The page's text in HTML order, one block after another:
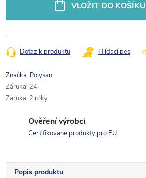
VLOŽIT DO KOŠÍKU
Dotaz k produktu Hlídací pes
Značka: Polysan
Záruka: 24
Záruka: 2 roky
Ověření výrobci
Certifikované produkty pro EU
Popis produktu